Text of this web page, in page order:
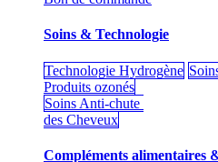
Soins & Technologie
Technologie Hydrogène
Produits ozonés
Soins Anti-chute
des Cheveux
Compléments alimentaires